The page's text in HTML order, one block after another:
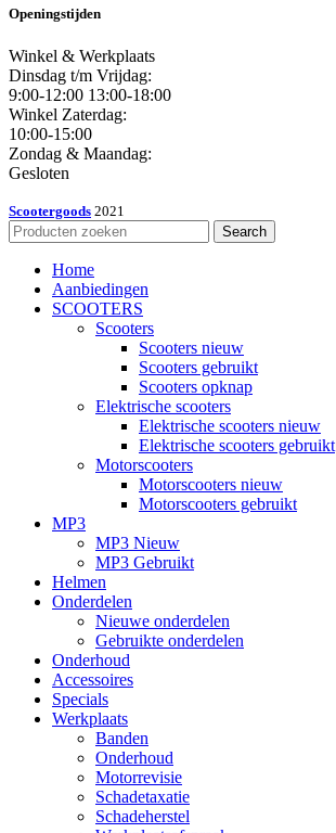
Openingstijden
Winkel & Werkplaats
Dinsdag t/m Vrijdag:
9:00-12:00 13:00-18:00
Winkel Zaterdag:
10:00-15:00
Zondag & Maandag:
Gesloten
Scootergoods 2021
Search
Home
Aanbiedingen
SCOOTERS
Scooters
Scooters nieuw
Scooters gebruikt
Scooters opknap
Elektrische scooters
Elektrische scooters nieuw
Elektrische scooters gebruikt
Motorscooters
Motorscooters nieuw
Motorscooters gebruikt
MP3
MP3 Nieuw
MP3 Gebruikt
Helmen
Onderdelen
Nieuwe onderdelen
Gebruikte onderdelen
Onderhoud
Accessoires
Specials
Werkplaats
Banden
Onderhoud
Motorrevisie
Schadetaxatie
Schadeherstel